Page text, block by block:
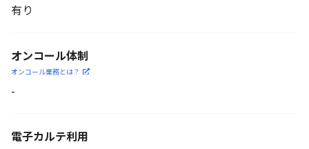
有り
オンコール体制
オンコール業務とは？
-
電子カルテ利用